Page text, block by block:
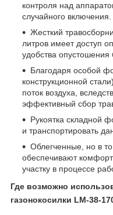
контроля над
случайного включения.
Жесткий
литров имеет доступ
удобства опустошения
Благодаря особой
конструкционной
поток воздуха,
эффективный сбор
Рукоятка складной
и транспортировать
Облегченные, но в
обеспечивают
участку в процессе
Где возможно
газонокосилки LM-38-